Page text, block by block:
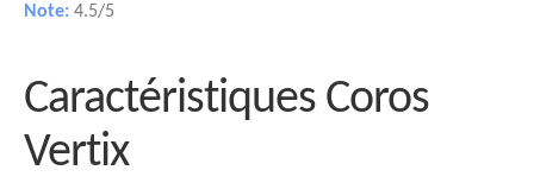
Note: 4.5/5
Caractéristiques Coros
Vertix